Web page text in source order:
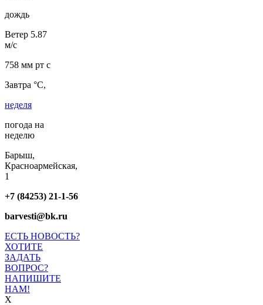
дождь
Ветер 5.87
м/с
758 мм рт с
Завтра °C,
неделя
погода на
неделю
Барыш,
Красноармейская,
1
+7 (84253) 21-1-56
barvesti@bk.ru
ЕСТЬ НОВОСТЬ?
ХОТИТЕ
ЗАДАТЬ
ВОПРОС?
НАПИШИТЕ
НАМ!
X